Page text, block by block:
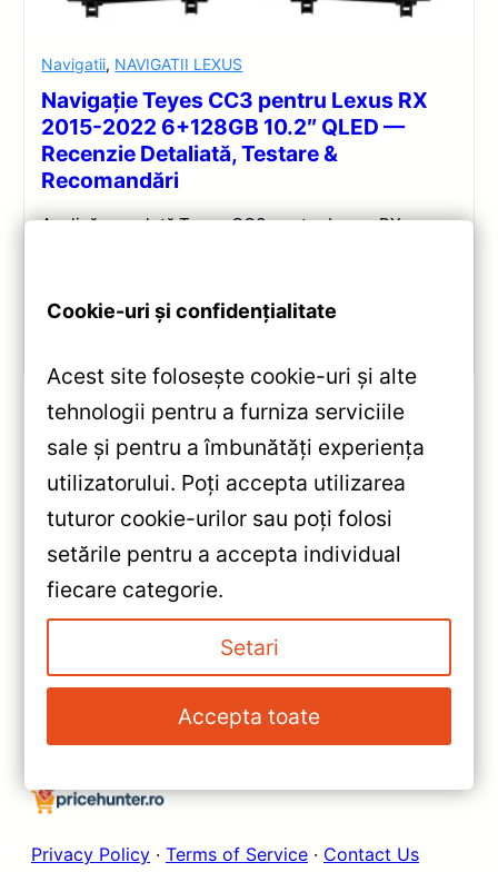
Navigatii, NAVIGATII LEXUS
Navigație Teyes CC3 pentru Lexus RX
2015-2022 6+128GB 10.2″ QLED —
Recenzie Detaliată, Testare &
Recomandări
Analiză completă Teyes CC3 pentru Lexus RX:
«Navigație Auto CC2 Plus Toyota
C‑HR 2016‑2023 Teyes —
Recenzie Detaliată, Testare &
Recomandări
Navigație Teyes CC3 2K 360°
Honda Civic 8 — Caracteristici,
Păreri & Preț Actualizat
Privacy Policy · Terms of Service · Contact Us
Cookie-uri și confidențialitate
Acest site folosește cookie-uri și alte
tehnologii pentru a furniza serviciile
sale și pentru a îmbunătăți experiența
utilizatorului. Poți accepta utilizarea
tuturor cookie-urilor sau poți folosi
setările pentru a accepta individual
fiecare categorie.
Setari
Accepta toate